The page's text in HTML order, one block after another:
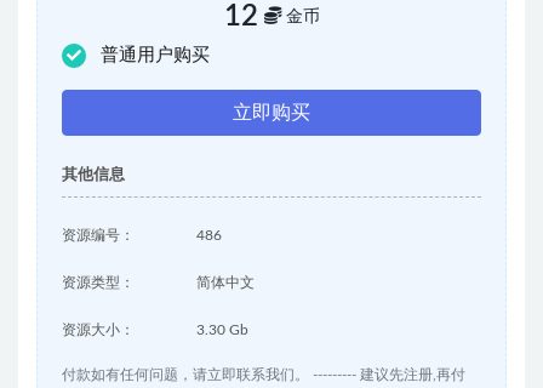
12 金币
普通用户购买
立即购买
其他信息
资源编号： 486
资源类型： 简体中文
资源大小： 3.30 Gb
付款如有任何问题，请立即联系我们。 --------- 建议先注册,再付